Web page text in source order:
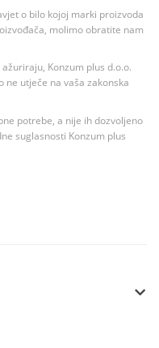
o bilo kojoj marki proizvoda
molimo obratite nam
Konzum plus d.o.o.
ne utječe na vaša zakonska
potrebe, a nije ih dozvoljeno
suglasnosti Konzum plus